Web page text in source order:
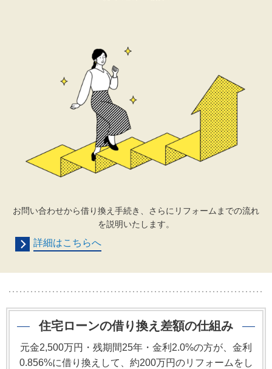
お問い合わせから借り換え手続き、さらにリフォームまでの流れ
を説明いたします。
詳細はこちらへ
住宅ローンの借り換え差額の仕組み
元金2,500万円・残期間25年・金利2.0%の方が、金利
0.856%に借り換えして、約200万円のリフォームをし